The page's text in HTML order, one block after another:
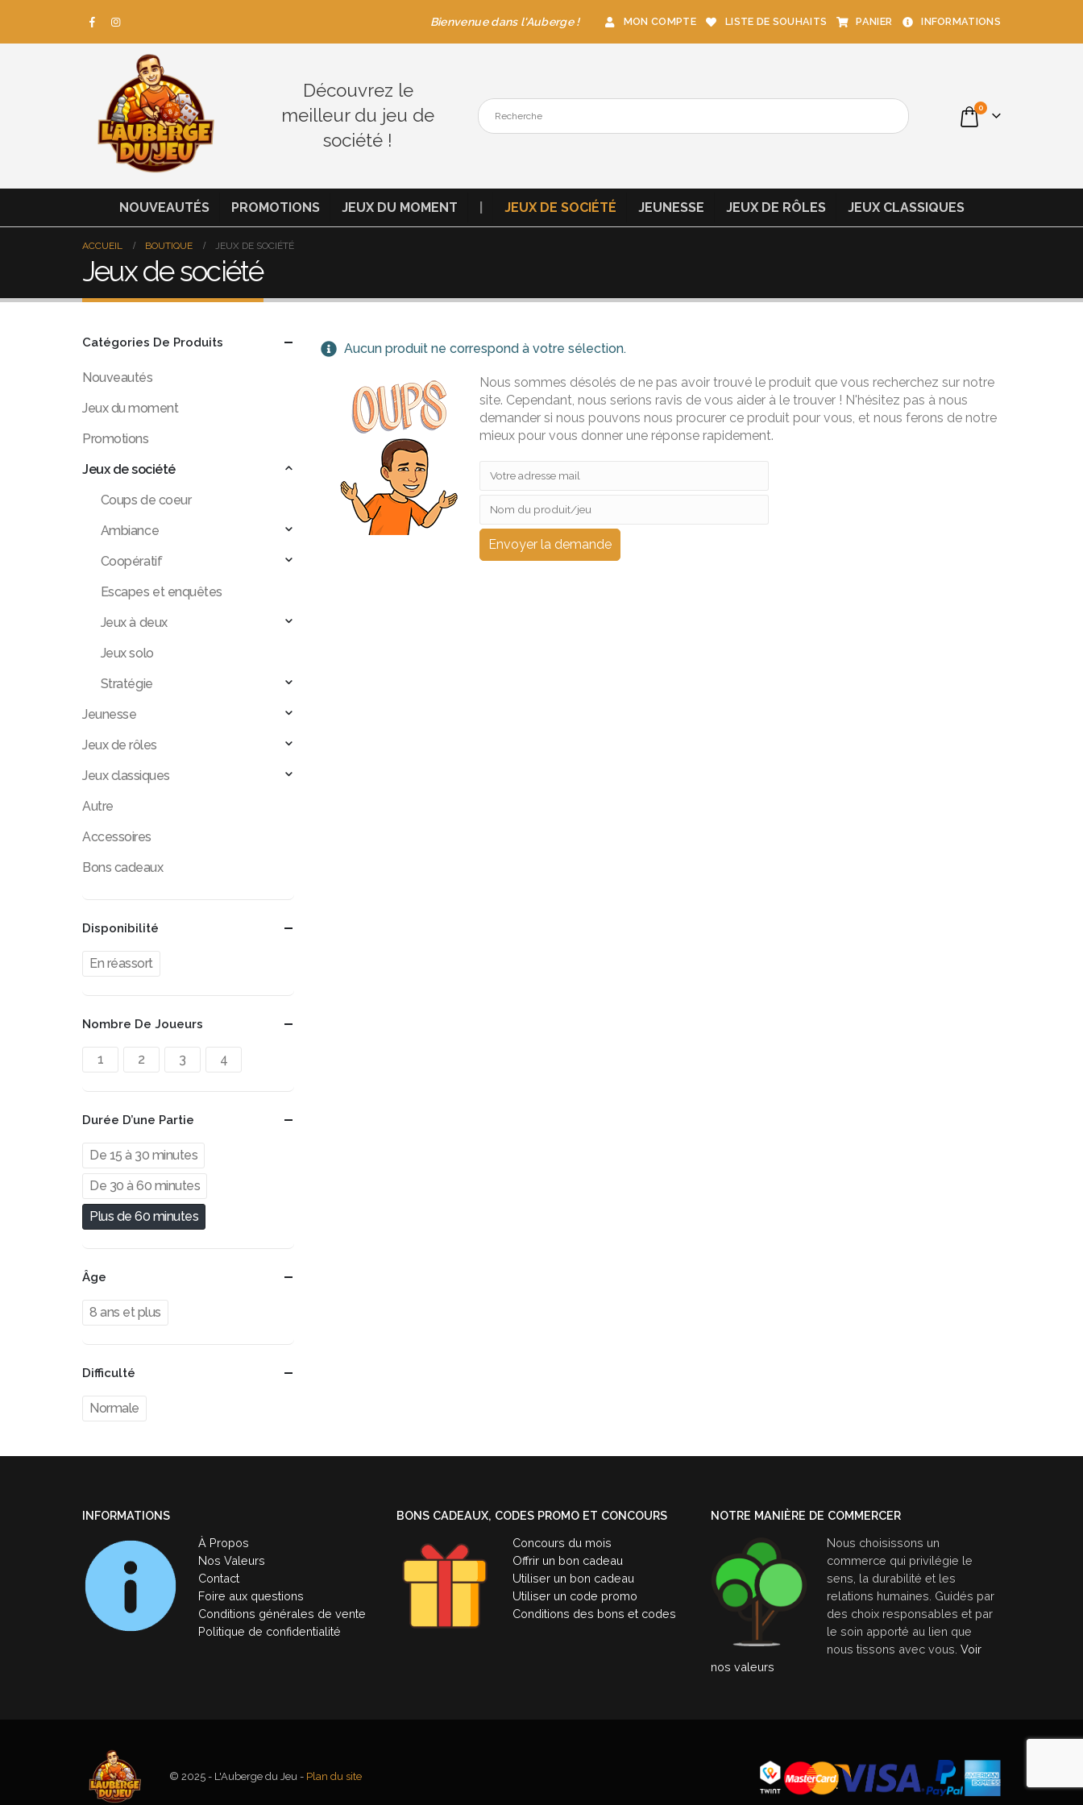
Bienvenue dans l'Auberge ! MON COMPTE LISTE DE SOUHAITS PANIER INFORMATIONS
Découvrez le
meilleur du jeu de
société !
0
NOUVEAUTÉS PROMOTIONS JEUX DU MOMENT JEUX DE SOCIÉTÉ JEUNESSE JEUX DE RÔLES JEUX CLASSIQUES
ACCUEIL BOUTIQUE JEUX DE SOCIÉTÉ
Jeux de société
Aucun produit ne correspond à votre sélection.
Nous sommes désolés de ne pas avoir trouvé le produit que vous recherchez sur notre
site. Cependant, nous serions ravis de vous aider à le trouver ! N'hésitez pas à nous
demander si nous pouvons nous procurer ce produit pour vous, et nous ferons de notre
mieux pour vous donner une réponse rapidement.
Catégories De Produits
Nouveautés
Jeux du moment
Promotions
Jeux de société
Coups de coeur
Ambiance
Coopératif
Escapes et enquêtes
Jeux à deux
Jeux solo
Stratégie
Jeunesse
Jeux de rôles
Jeux classiques
Autre
Accessoires
Bons cadeaux
Disponibilité
En réassort
Nombre De Joueurs
1 2 3 4
Durée D’une Partie
De 15 à 30 minutes
De 30 à 60 minutes
Plus de 60 minutes
Âge
8 ans et plus
Difficulté
Normale
INFORMATIONS
À Propos
Nos Valeurs
Contact
Foire aux questions
Conditions générales de vente
Politique de confidentialité
BONS CADEAUX, CODES PROMO ET CONCOURS
Concours du mois
Offrir un bon cadeau
Utiliser un bon cadeau
Utiliser un code promo
Conditions des bons et codes
NOTRE MANIÈRE DE COMMERCER
Nous choisissons un
commerce qui privilégie le
sens, la durabilité et les
relations humaines. Guidés par
des choix responsables et par
le soin apporté au lien que
nous tissons avec vous. Voir
nos valeurs
© 2025 - L'Auberge du Jeu - Plan du site